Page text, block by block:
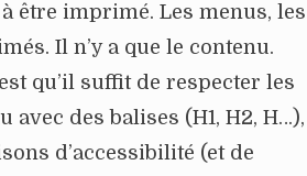
être imprimé. Les menus, les
Il n’y a que le contenu.
qu’il suffit de respecter les
des balises (H1, H2, H…),
d’accessibilité (et de